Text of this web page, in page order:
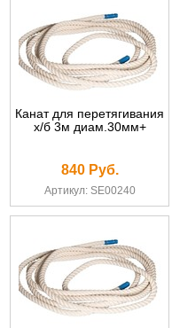
Канат для перетягивания
х/б 3м диам.30мм+
840 Руб.
Артикул: SE00240